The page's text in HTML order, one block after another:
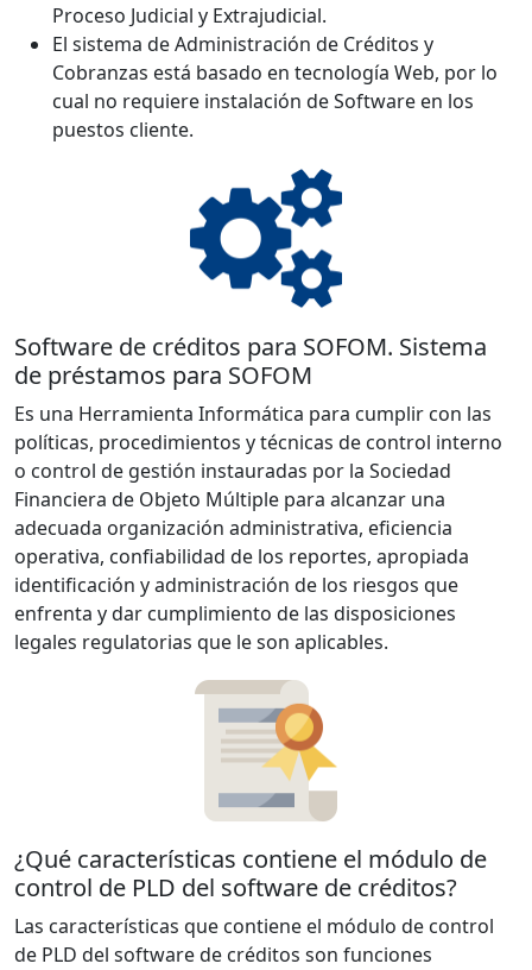
Proceso Judicial y Extrajudicial.
El sistema de Administración de Créditos y
Cobranzas está basado en tecnología Web, por lo
cual no requiere instalación de Software en los
puestos cliente.
Software de créditos para SOFOM. Sistema
de préstamos para SOFOM
Es una Herramienta Informática para cumplir con las
políticas, procedimientos y técnicas de control interno
o control de gestión instauradas por la Sociedad
Financiera de Objeto Múltiple para alcanzar una
adecuada organización administrativa, eficiencia
operativa, confiabilidad de los reportes, apropiada
identificación y administración de los riesgos que
enfrenta y dar cumplimiento de las disposiciones
legales regulatorias que le son aplicables.
¿Qué características contiene el módulo de
control de PLD del software de créditos?
Las características que contiene el módulo de control
de PLD del software de créditos son funciones